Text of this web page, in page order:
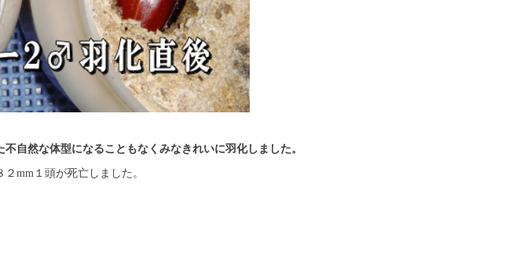
自然な体型になることもなくみなきれいに羽化しました。
mm１頭が死亡しました。